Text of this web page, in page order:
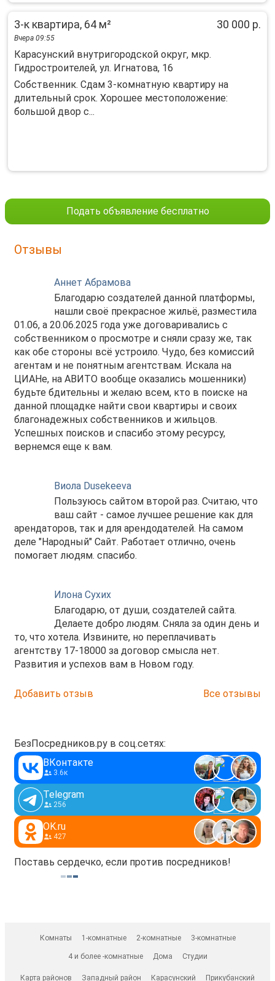
3-к квартира, 64 м² 30 000 р.
Вчера 09:55
Карасунский внутригородской округ, мкр.
Гидростроителей, ул. Игнатова, 16
Собствeнник. Сдaм 3-кoмнатную квартиру на
длитeльный сpок. Хopoшee местoпoлoжeниe:
большой двоp с...
Подать объявление бесплатно
Отзывы
Аннет Абрамова
Благодарю создателей данной платформы,
нашли своё прекрасное жильё, разместила
01.06, а 20.06.2025 года уже договаривались с
собственником о просмотре и сняли сразу же, так
как обе стороны всё устроило. Чудо, без комиссий
агентам и не понятным агентствам. Искала на
ЦИАНе, на АВИТО вообще оказались мошенники)
будьте бдительны и желаю всем, кто в поиске на
данной площадке найти свои квартиры и своих
благонадежных собственников и жильцов.
Успешных поисков и спасибо этому ресурсу,
вернемся еще к вам.
Виола Dusekeeva
Пользуюсь сайтом второй раз. Считаю, что
ваш сайт - самое лучшее решение как для
арендаторов, так и для арендодателей. На самом
деле "Народный" Сайт. Работает отлично, очень
помогает людям. спасибо.
Илона Сухих
Благодарю, от души, создателей сайта.
Делаете добро людям. Сняла за один день и
то, что хотела. Извините, но переплачивать
агентству 17-18000 за договор смысла нет.
Развития и успехов вам в Новом году.
Добавить отзыв Все отзывы
БезПосредников.ру в соц.сетях:
ВКонтакте
3.6к
Telegram
256
OK.ru
427
Поставь сердечко, если против посредников!
Комнаты 1-комнатные 2-комнатные 3-комнатные
4 и более -комнатные Дома Студии
Карта районов Западный район Карасунский Прикубанский